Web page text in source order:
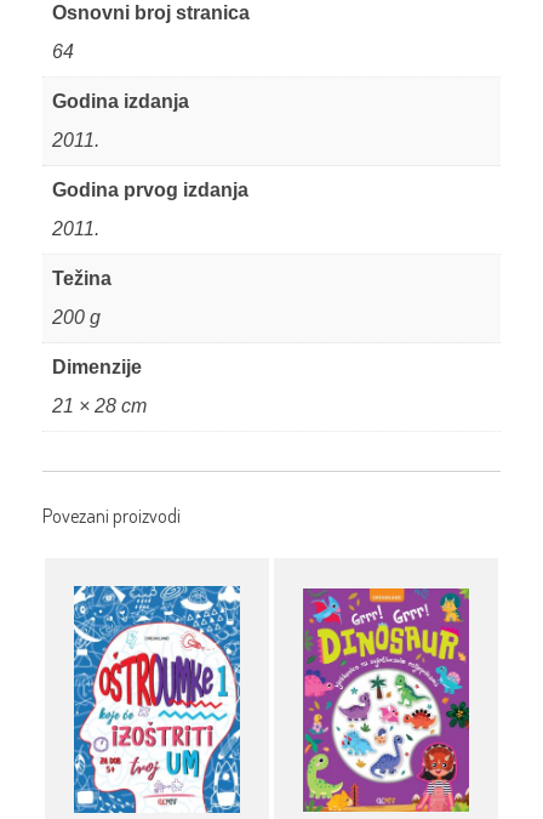
Osnovni broj stranica
64
Godina izdanja
2011.
Godina prvog izdanja
2011.
Težina
200 g
Dimenzije
21 × 28 cm
Povezani proizvodi